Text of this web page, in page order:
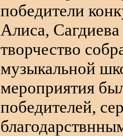
победители
Алиса,
творчество
музыкальной
мероприятия
победителей,